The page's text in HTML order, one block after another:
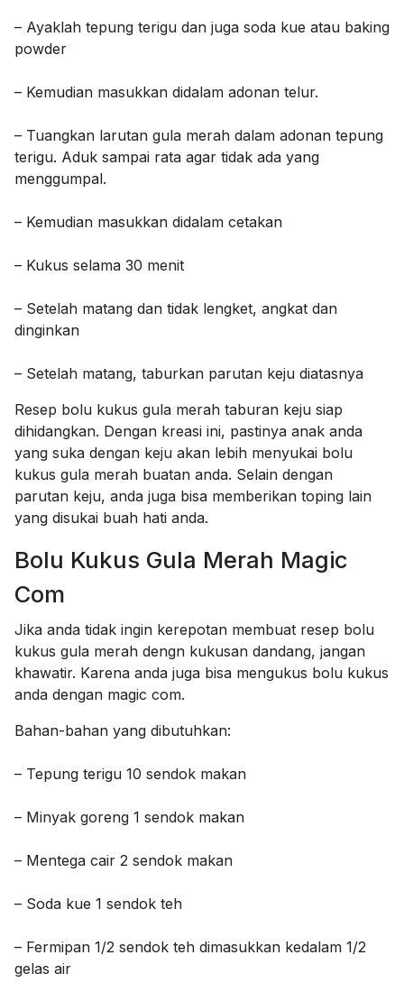
– Ayaklah tepung terigu dan juga soda kue atau baking
powder
– Kemudian masukkan didalam adonan telur.
– Tuangkan larutan gula merah dalam adonan tepung
terigu. Aduk sampai rata agar tidak ada yang
menggumpal.
– Kemudian masukkan didalam cetakan
– Kukus selama 30 menit
– Setelah matang dan tidak lengket, angkat dan
dinginkan
– Setelah matang, taburkan parutan keju diatasnya
Resep bolu kukus gula merah taburan keju siap
dihidangkan. Dengan kreasi ini, pastinya anak anda
yang suka dengan keju akan lebih menyukai bolu
kukus gula merah buatan anda. Selain dengan
parutan keju, anda juga bisa memberikan toping lain
yang disukai buah hati anda.
Bolu Kukus Gula Merah Magic
Com
Jika anda tidak ingin kerepotan membuat resep bolu
kukus gula merah dengn kukusan dandang, jangan
khawatir. Karena anda juga bisa mengukus bolu kukus
anda dengan magic com.
Bahan-bahan yang dibutuhkan:
– Tepung terigu 10 sendok makan
– Minyak goreng 1 sendok makan
– Mentega cair 2 sendok makan
– Soda kue 1 sendok teh
– Fermipan 1/2 sendok teh dimasukkan kedalam 1/2
gelas air